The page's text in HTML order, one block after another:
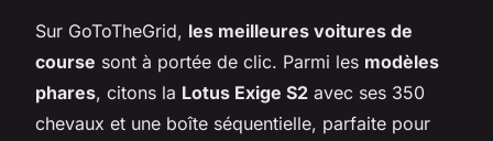
Sur GoToTheGrid, les meilleures voitures de
course sont à portée de clic. Parmi les modèles
phares, citons la Lotus Exige S2 avec ses 350
chevaux et une boîte séquentielle, parfaite pour